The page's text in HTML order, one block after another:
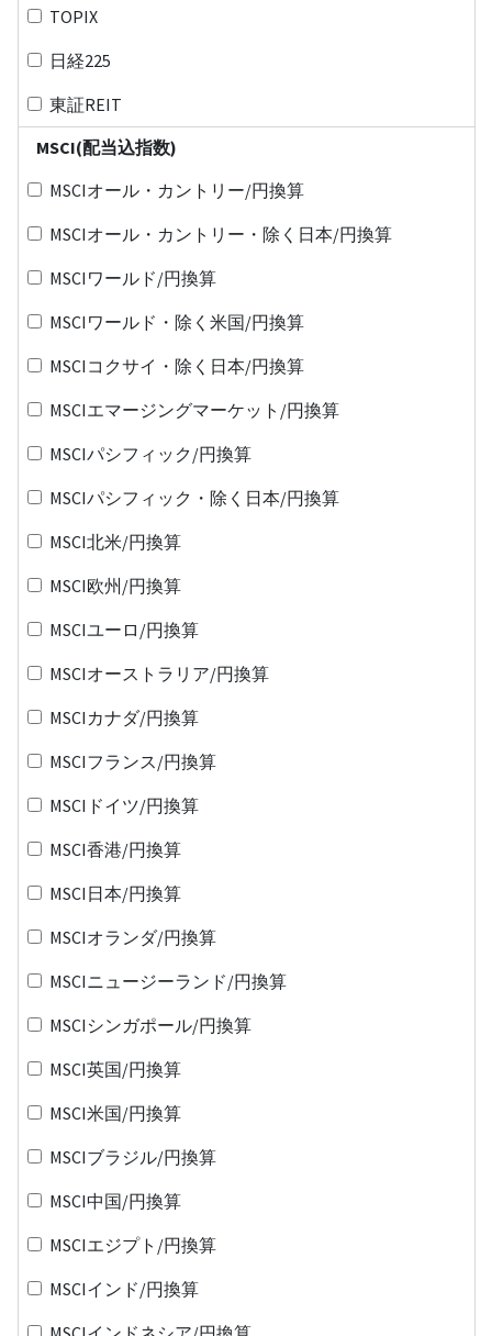
TOPIX
日経225
東証REIT
MSCI(配当込指数)
MSCIオール・カントリー/円換算
MSCIオール・カントリー・除く日本/円換算
MSCIワールド/円換算
MSCIワールド・除く米国/円換算
MSCIコクサイ・除く日本/円換算
MSCIエマージングマーケット/円換算
MSCIパシフィック/円換算
MSCIパシフィック・除く日本/円換算
MSCI北米/円換算
MSCI欧州/円換算
MSCIユーロ/円換算
MSCIオーストラリア/円換算
MSCIカナダ/円換算
MSCIフランス/円換算
MSCIドイツ/円換算
MSCI香港/円換算
MSCI日本/円換算
MSCIオランダ/円換算
MSCIニュージーランド/円換算
MSCIシンガポール/円換算
MSCI英国/円換算
MSCI米国/円換算
MSCIブラジル/円換算
MSCI中国/円換算
MSCIエジプト/円換算
MSCIインド/円換算